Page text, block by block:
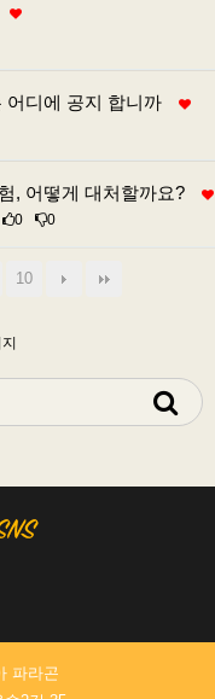
어디에 공지 합니까
, 어떻게 대처할까요?
0 0
10
파라곤